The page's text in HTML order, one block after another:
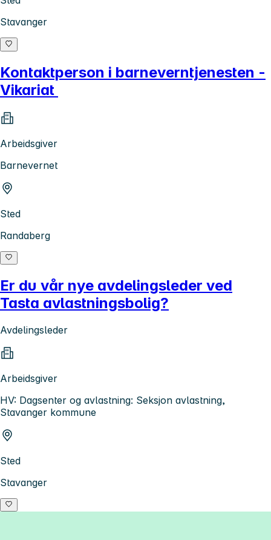
Stavanger
Kontaktperson i barneverntjenesten -
Vikariat
Arbeidsgiver
Barnevernet
Sted
Randaberg
Er du vår nye avdelingsleder ved
Tasta avlastningsbolig?
Avdelingsleder
Arbeidsgiver
HV: Dagsenter og avlastning: Seksjon avlastning,
Stavanger kommune
Sted
Stavanger